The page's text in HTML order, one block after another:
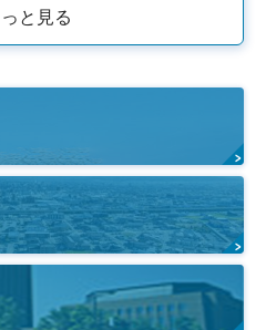
っと見る